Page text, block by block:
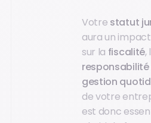
Votre statut
aura un
sur la fiscalité,
responsabilité
gestion
de votre
est donc